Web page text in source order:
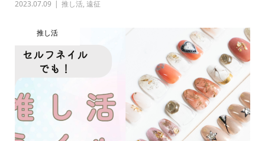
2023.07.09 推し活, 遠征
推し活